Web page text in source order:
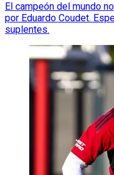
El campeón del mundo
por Eduardo Coudet.
suplentes.